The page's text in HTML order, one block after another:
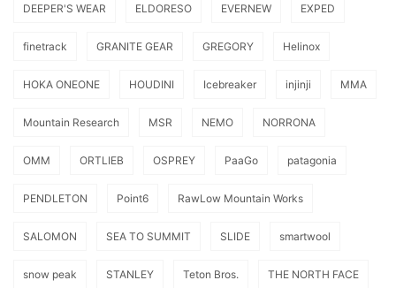
DEEPER'S WEAR ELDORESO EVERNEW EXPED
finetrack GRANITE GEAR GREGORY Helinox
HOKA ONEONE HOUDINI Icebreaker injinji MMA
Mountain Research MSR NEMO NORRONA
OMM ORTLIEB OSPREY PaaGo patagonia
PENDLETON Point6 RawLow Mountain Works
SALOMON SEA TO SUMMIT SLIDE smartwool
snow peak STANLEY Teton Bros. THE NORTH FACE